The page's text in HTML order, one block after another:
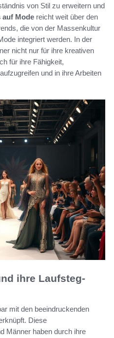
von Stil zu erweitern und
auf Mode reicht weit über den
die von der Massenkultur
integriert werden. In der
nicht nur für ihre kreativen
für ihre Fähigkeit,
und in ihre Arbeiten
ihre Laufsteg-
mit den beeindruckenden
Diese
Männer haben durch ihre